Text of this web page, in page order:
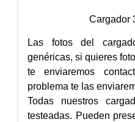
Cargador
Las fotos del
genéricas, si quieres
te enviaremos
problema te las
Todas nuestros
testeadas. Pueden